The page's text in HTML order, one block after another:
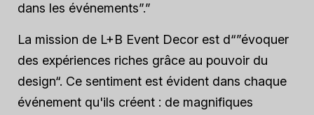
dans les événements”.”
La mission de L+B Event Decor est d“”évoquer
des expériences riches grâce au pouvoir du
design“. Ce sentiment est évident dans chaque
événement qu'ils créent : de magnifiques